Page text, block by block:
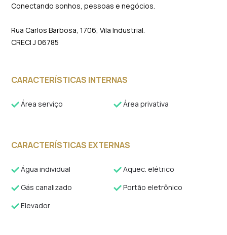
Conectando sonhos, pessoas e negócios.
Rua Carlos Barbosa, 1706, Vila Industrial.
CRECI J 06785
CARACTERÍSTICAS INTERNAS
Área serviço Área privativa
CARACTERÍSTICAS EXTERNAS
Água individual
Aquec. elétrico
Gás canalizado
Portão eletrônico
Elevador